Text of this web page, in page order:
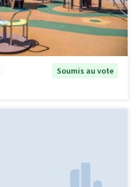
Soumis au vote